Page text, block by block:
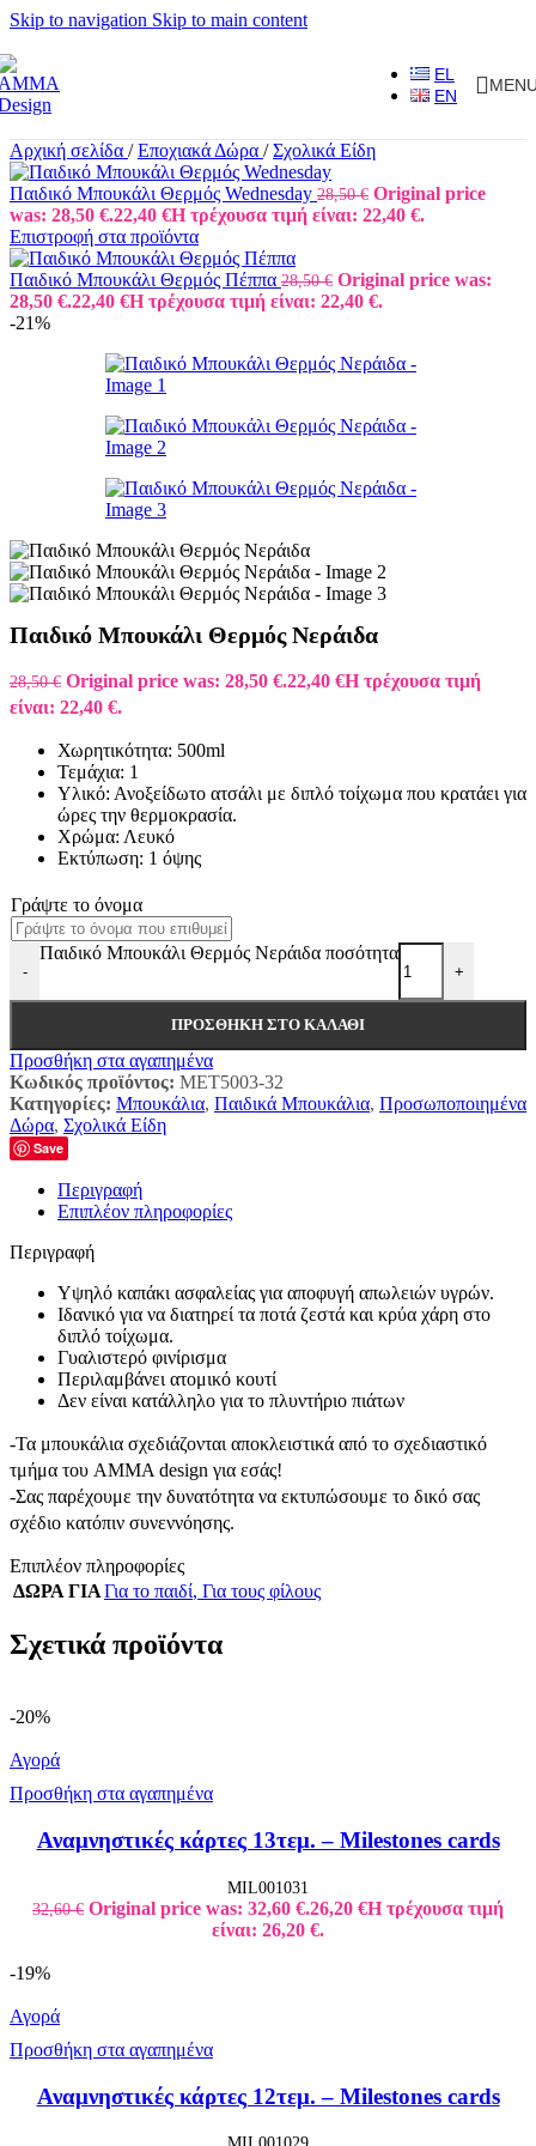
Skip to navigation Skip to main content
EL
EN
Αρχική σελίδα / Εποχιακά Δώρα / Σχολικά Είδη
Παιδικό Μπουκάλι Θερμός Wednesday 28,50€ Original price
was: 28,50 €.22,40 €Η τρέχουσα τιμή είναι: 22,40 €.
Επιστροφή στα προϊόντα
Παιδικό Μπουκάλι Θερμός Πέππα 28,50€ Original price was:
28,50 €.22,40 €Η τρέχουσα τιμή είναι: 22,40 €.
-21%
Παιδικό Μπουκάλι Θερμός Νεράιδα
28,50€ Original price was: 28,50 €.22,40 €Η τρέχουσα τιμή
είναι: 22,40 €.
Χωρητικότητα: 500ml
Τεμάχια: 1
Υλικό: Ανοξείδωτο ατσάλι με διπλό τοίχωμα που κρατάει για
ώρες την θερμοκρασία.
Χρώμα: Λευκό
Εκτύπωση: 1 όψης
Γράψτε το όνομα
-
Παιδικό Μπουκάλι Θερμός Νεράιδα ποσότητα
+
ΠΡΟΣΘΉΚΗ ΣΤΟ ΚΑΛΆΘΙ
Προσθήκη στα αγαπημένα
Κωδικός προϊόντος: MET5003-32
Κατηγορίες: Μπουκάλια, Παιδικά Μπουκάλια, Προσωποποιημένα
Δώρα, Σχολικά Είδη
Save
Περιγραφή
Επιπλέον πληροφορίες
Περιγραφή
Υψηλό καπάκι ασφαλείας για αποφυγή απωλειών υγρών.
Ιδανικό για να διατηρεί τα ποτά ζεστά και κρύα χάρη στο
διπλό τοίχωμα.
Γυαλιστερό φινίρισμα
Περιλαμβάνει ατομικό κουτί
Δεν είναι κατάλληλο για το πλυντήριο πιάτων
-Τα μπουκάλια σχεδιάζονται αποκλειστικά από το σχεδιαστικό
τμήμα του AMMA design για εσάς!
-Σας παρέχουμε την δυνατότητα να εκτυπώσουμε το δικό σας
σχέδιο κατόπιν συνεννόησης.
Επιπλέον πληροφορίες
ΔΩΡΑ ΓΙΑΓια το παιδί, Για τους φίλους
Σχετικά προϊόντα
-20%
Αγορά
Προσθήκη στα αγαπημένα
Αναμνηστικές κάρτες 13τεμ. – Milestones cards
MIL001031
32,60€ Original price was: 32,60 €.26,20 €Η τρέχουσα τιμή
είναι: 26,20 €.
-19%
Αγορά
Προσθήκη στα αγαπημένα
Αναμνηστικές κάρτες 12τεμ. – Milestones cards